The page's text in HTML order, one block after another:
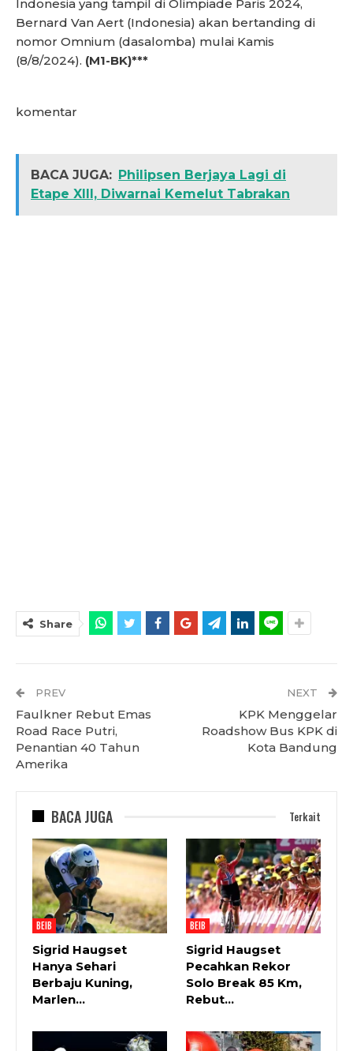
Indonesia yang tampil di Olimpiade Paris 2024,
Bernard Van Aert (Indonesia) akan bertanding di
nomor Omnium (dasalomba) mulai Kamis
(8/8/2024). (M1-BK)***
komentar
BACA JUGA: Philipsen Berjaya Lagi di
Etape XIII, Diwarnai Kemelut Tabrakan
Share
PREV
Faulkner Rebut Emas
Road Race Putri,
Penantian 40 Tahun
Amerika
NEXT
KPK Menggelar
Roadshow Bus KPK di
Kota Bandung
BACA JUGA Terkait
BEIB
Sigrid Haugset
Hanya Sehari
Berbaju Kuning,
Marlen…
BEIB
Sigrid Haugset
Pecahkan Rekor
Solo Break 85 Km,
Rebut…